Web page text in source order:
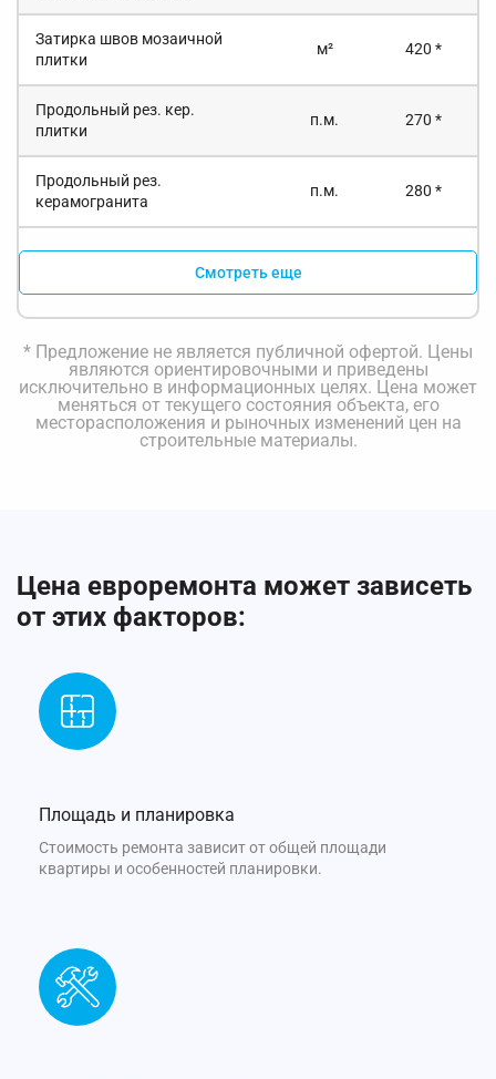
Затирка швов мозаичной
плитки
м² 420 *
Продольный рез. кер.
плитки
п.м. 270 *
Продольный рез.
керамогранита
п.м. 280 *
Смотреть еще
* Предложение не является публичной офертой. Цены
являются ориентировочными и приведены
исключительно в информационных целях. Цена может
меняться от текущего состояния объекта, его
месторасположения и рыночных изменений цен на
строительные материалы.
Цена евроремонта может зависеть
от этих факторов:
Площадь и планировка
Стоимость ремонта зависит от общей площади
квартиры и особенностей планировки.